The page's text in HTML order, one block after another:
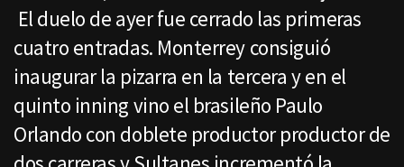
El duelo de ayer fue cerrado las primeras
cuatro entradas. Monterrey consiguió
inaugurar la pizarra en la tercera y en el
quinto inning vino el brasileño Paulo
Orlando con doblete productor productor de